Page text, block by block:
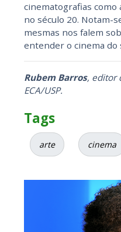
cinematografias como
no século 20. Notam-
mesmas nos falem
entender o cinema do
Rubem Barros, editor
ECA/USP.
Tags
arte cinema